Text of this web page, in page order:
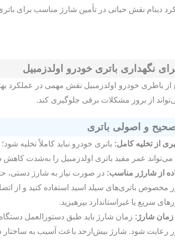
دینام نقش حیاتی در تأمین شارژ مناسب برای
نگهداری باتری خودرو اولدزمبیل
باطری خودرو اولدزمبیل نقش مهمی در عملکرد
از بروز مشکلات برقی جلوگیری کند.
از تخلیه کامل: باتری خودرو نباید کاملاً تخلیه شود؛
می‌تواند عمر مفید باتری اولدزمبیل را به‌شدت کاهش
از شارژر مناسب: در صورت نیاز به شارژ دستی،
مخصوص باتری‌های سیلد اسید استفاده کنید و از
سریع یا غیراستاندارد بپرهیزید.
شارژ: زمان شارژ باید طبق دستورالعمل دستگاه
رعایت شود. شارژ بیش‌ازحد باعث آسیب به ساختار